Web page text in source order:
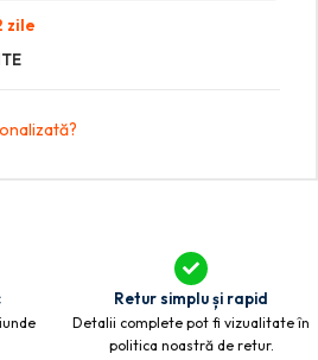
zile
Retur simplu și rapid
Detalii complete pot fi vizualitate în
politica noastră de retur.